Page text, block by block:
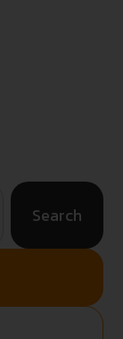
Search